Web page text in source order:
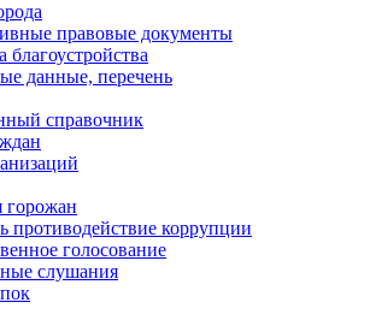
правовые документы
благоустройства
данные, перечень
справочник
противодействие коррупции
голосование
слушания